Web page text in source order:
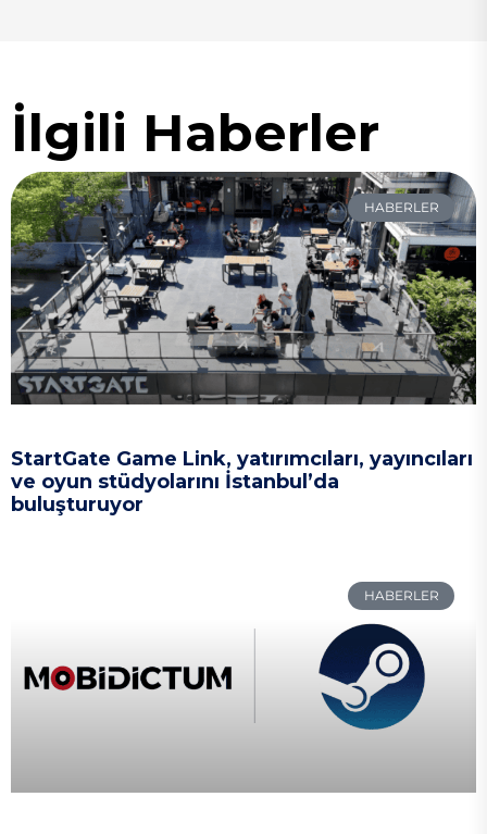
İlgili Haberler
HABERLER
StartGate Game Link, yatırımcıları, yayıncıları
ve oyun stüdyolarını İstanbul’da
buluşturuyor
HABERLER